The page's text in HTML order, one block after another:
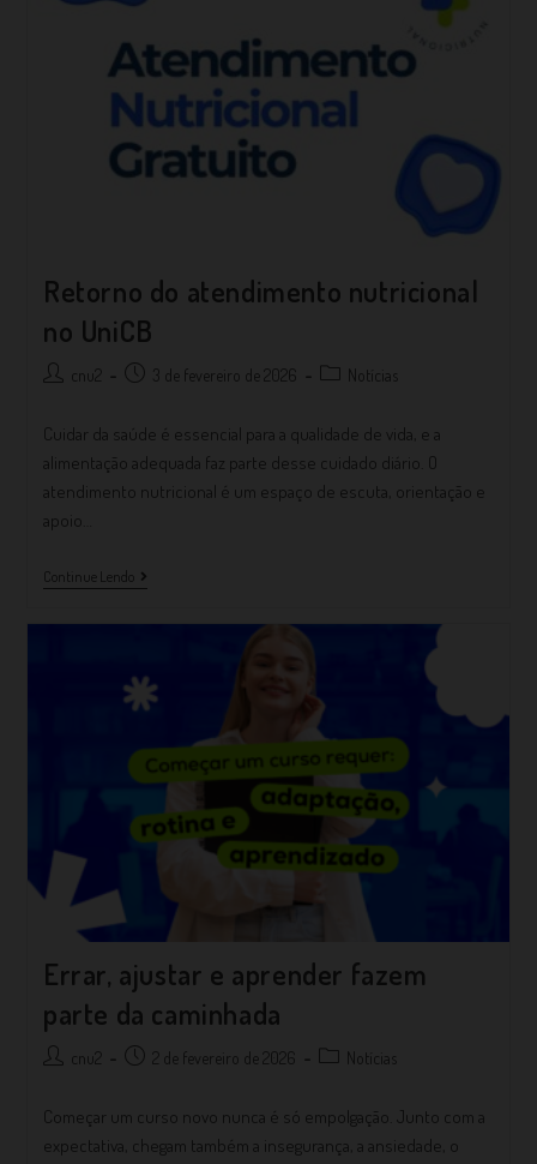
Retorno do atendimento nutricional
no UniCB
cnu2 3 de fevereiro de 2026 Notícias
Cuidar da saúde é essencial para a qualidade de vida, e a
alimentação adequada faz parte desse cuidado diário. O
atendimento nutricional é um espaço de escuta, orientação e
apoio…
Continue Lendo
Errar, ajustar e aprender fazem
parte da caminhada
cnu2 2 de fevereiro de 2026 Notícias
Começar um curso novo nunca é só empolgação. Junto com a
expectativa, chegam também a insegurança, a ansiedade, o